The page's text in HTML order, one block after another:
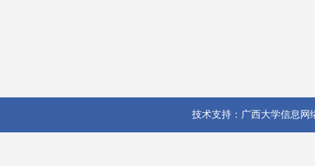
技术支持：广西大学信息网